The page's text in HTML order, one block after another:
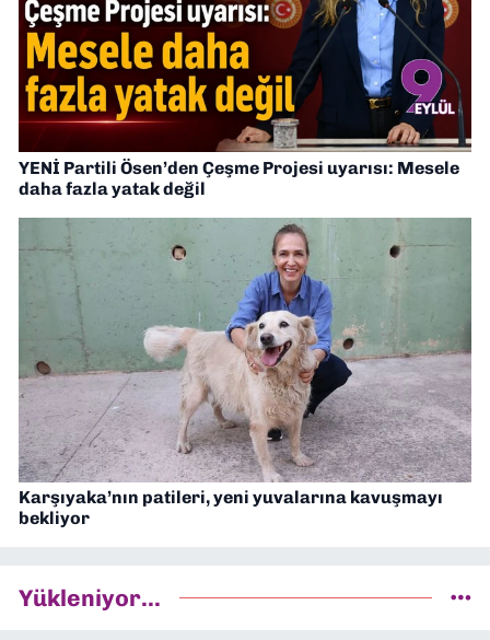
YENİ Partili Ösen’den Çeşme Projesi uyarısı: Mesele
daha fazla yatak değil
Karşıyaka’nın patileri, yeni yuvalarına kavuşmayı
bekliyor
Yükleniyor...